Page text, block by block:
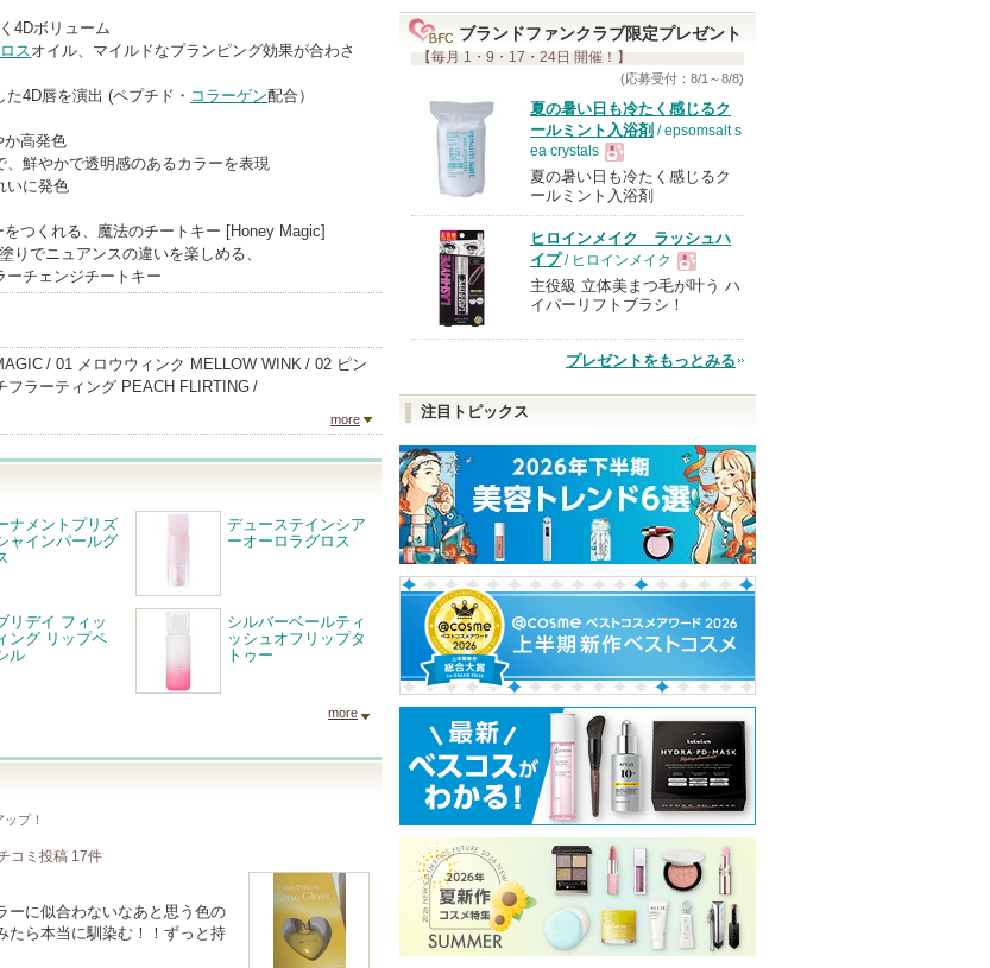
4Dボリューム
スオイル、マイルドなプランピング効果が合わさ
4D唇を演出 (ペプチド・ コラーゲン配合）
か高発色
、鮮やかで透明感のあるカラーを表現
いに発色
つくれる、魔法のチートキー [Honey Magic]
りでニュアンスの違いを楽しめる、
ーチェンジチートキー
01 メロウウィンク MELLOW WINK
02 ピン
フラーティング PEACH FLIRTING
more
ナメントプリズ
ャインパールグ
デューステインシア
ーオーロラグロス
リデイ フィッ
ング リップペ
ル
シルバーベールティ
ッシュオフリップタ
トゥー
more
プ！
コミ投稿 17件
ーに似合わないなあと思う色の
たら本当に馴染む！！ずっと持
ブランドファンクラブ限定プレゼント
【毎月 1・9・17・24日 開催！】
(応募受付：8/1～8/8)
夏の暑い日も冷たく感じるク
ールミント入浴剤 / epsomsalt s
ea crystals
現
品
夏の暑い日も冷たく感じるク
ールミント入浴剤
ヒロインメイク ラッシュハ
イプ/ ヒロインメイク
現
品
主役級 立体美まつ毛が叶う ハ
イパーリフトブラシ！
プレゼントをもっとみる
注目トピックス